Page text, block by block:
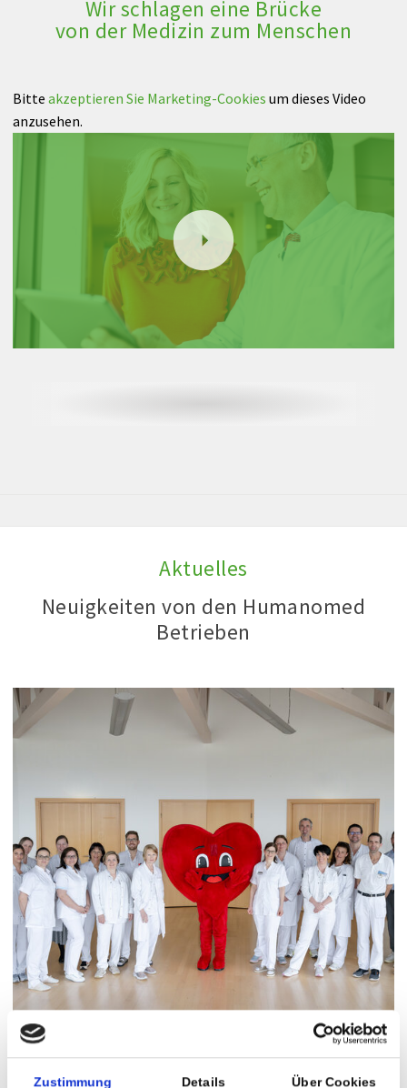
Zustimmung Details Über Cookies
Wir schlagen eine Brücke
von der Medizin zum Menschen
Bitte akzeptieren Sie Marketing-Cookies um dieses Video
anzusehen.
Aktuelles
Neuigkeiten von den Humanomed
Betrieben
20 Jahre Herz-Kreislauf-Reha im Humanomed